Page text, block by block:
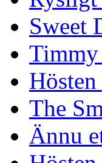
Sweet
Timmy
The
Ännu